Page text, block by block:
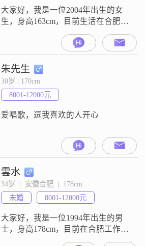
觉得照顾
大家好，我是一位2004年出生的女
生，身高163cm，目前生活在合肥
##3002##我拥有大学本科学历，现
在的工作月收入在8001到12000元之
间##3002##我性格开朗，总是爱
笑，对生活充满了热情##3002##我
是一个感性浪漫的人，特别享受美
食文化，喜欢在闲暇时去尝试各种
不同的美食##3002##在感情方面，
我
朱先生
30岁 | 170cm
8001-12000元
爱唱歌，逗我喜欢的人开心
雲水
34岁  |  安徽合肥  |  178cm
未婚
8001-12000元
大家好，我是一位1994年出生的男
士，身高178cm，目前在合肥工作
##3002##我的月收入在8001到12000